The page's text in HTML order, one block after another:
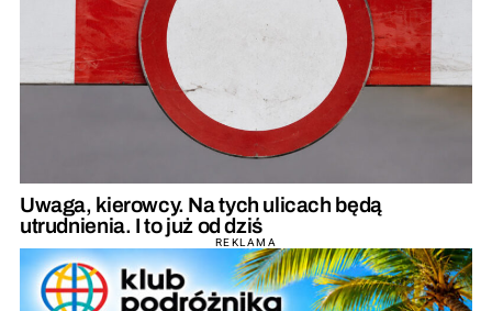
Uwaga, kierowcy. Na tych ulicach będą
utrudnienia. I to już od dziś
REKLAMA